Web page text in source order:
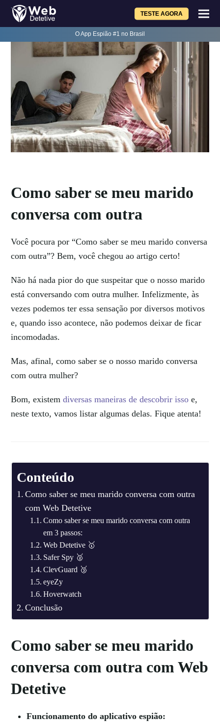
TESTE AGORA
O App Espião #1 no Brasil
Como saber se meu marido
conversa com outra
Você pocura por “Como saber se meu marido conversa
com outra”? Bem, você chegou ao artigo certo!
Não há nada pior do que suspeitar que o nosso marido
está conversando com outra mulher. Infelizmente, às
vezes podemos ter essa sensação por diversos motivos
e, quando isso acontece, não podemos deixar de ficar
incomodadas.
Mas, afinal, como saber se o nosso marido conversa
com outra mulher?
Bom, existemdiversas maneiras de descobrir isso e,
neste texto, vamos listar algumas delas. Fique atenta!
Conteúdo
Como saber se meu marido conversa com outra
com Web Detetive
Como saber se meu marido conversa com outra
em 3 passos:
Web Detetive 🥇
Safer Spy 🥈
ClevGuard 🥉
eyeZy
Hoverwatch
Conclusão
Como saber se meu marido
conversa com outra com Web
Detetive
Funcionamento do aplicativo espião: